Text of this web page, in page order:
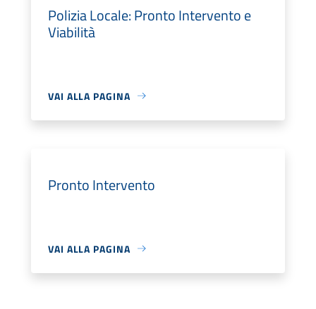
Polizia Locale: Pronto Intervento e
Viabilità
VAI ALLA PAGINA
Pronto Intervento
VAI ALLA PAGINA